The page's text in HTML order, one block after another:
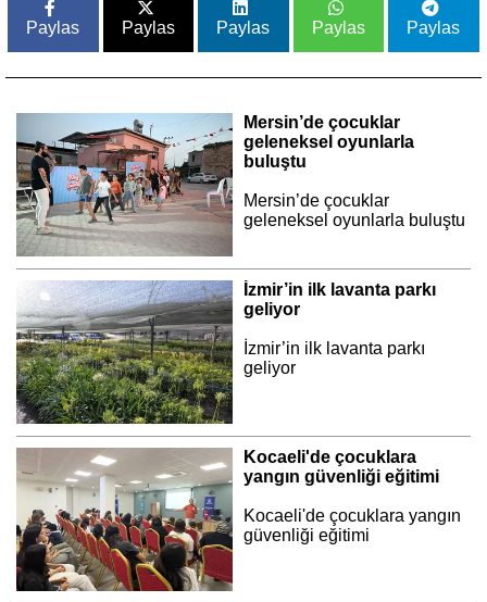
Paylas Paylas Paylas Paylas Paylas
Mersin’de çocuklar
geleneksel oyunlarla
buluştu
Mersin’de çocuklar
geleneksel oyunlarla buluştu
İzmir’in ilk lavanta parkı
geliyor
İzmir’in ilk lavanta parkı
geliyor
Kocaeli'de çocuklara
yangın güvenliği eğitimi
Kocaeli'de çocuklara yangın
güvenliği eğitimi